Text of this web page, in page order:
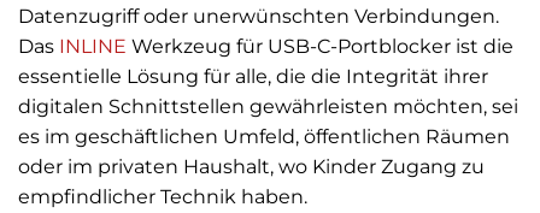
Datenzugriff oder unerwünschten Verbindungen.
Das INLINE Werkzeug für USB-C-Portblocker ist die
essentielle Lösung für alle, die die Integrität ihrer
digitalen Schnittstellen gewährleisten möchten, sei
es im geschäftlichen Umfeld, öffentlichen Räumen
oder im privaten Haushalt, wo Kinder Zugang zu
empfindlicher Technik haben.